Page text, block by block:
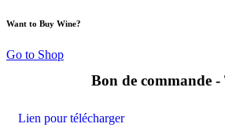
Want to Buy Wine?
Go to Shop
Bon de commande -
Lien pour télécharger